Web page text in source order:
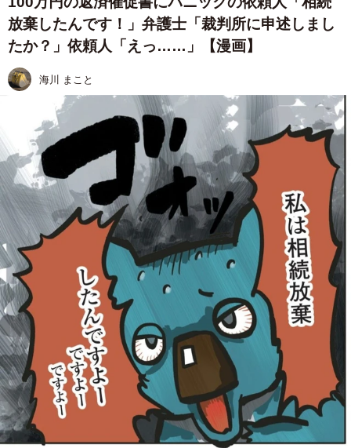
放棄したんです！」弁護士「裁判所に申述しまし
たか？」依頼人「えっ……」【漫画】
海川 まこと